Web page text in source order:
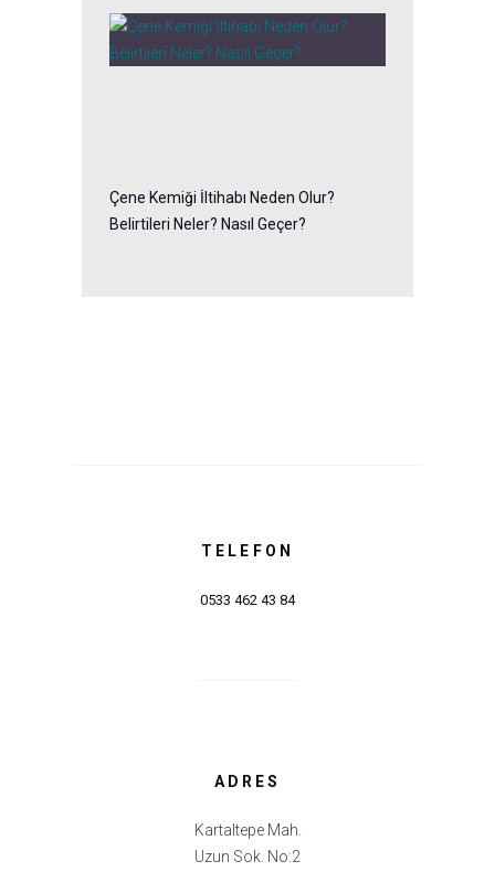
Çene Kemiği İltihabı Neden Olur?
Belirtileri Neler? Nasıl Geçer?
TELEFON
0533 462 43 84
ADRES
Kartaltepe Mah.
Uzun Sok. No:2